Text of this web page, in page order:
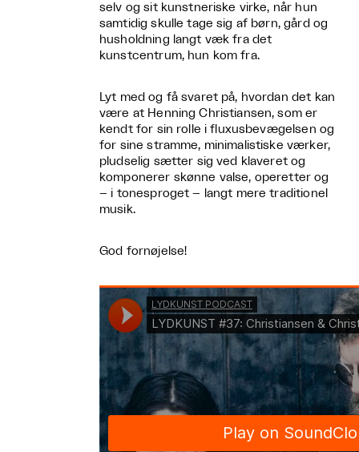
selv og sit kunstneriske virke, når hun
samtidig skulle tage sig af børn, gård og
husholdning langt væk fra det
kunstcentrum, hun kom fra.
Lyt med og få svaret på, hvordan det kan
være at Henning Christiansen, som er
kendt for sin rolle i fluxusbevægelsen og
for sine stramme, minimalistiske værker,
pludselig sætter sig ved klaveret og
komponerer skønne valse, operetter og
– i tonesproget – langt mere traditionel
musik.
God fornøjelse!